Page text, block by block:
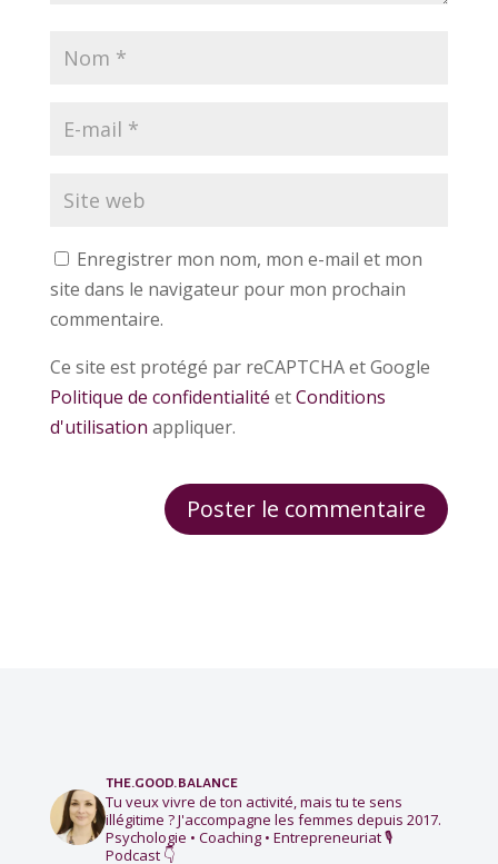
Enregistrer mon nom, mon e-mail et mon
site dans le navigateur pour mon prochain
commentaire.
Ce site est protégé par reCAPTCHA et Google
Politique de confidentialité etConditions
d'utilisation appliquer.
the.good.balance
Tu veux vivre de ton activité, mais tu te sens
illégitime ?J'accompagne les femmes depuis 2017.
Psychologie • Coaching • Entrepreneuriat🎙️
Podcast 👇